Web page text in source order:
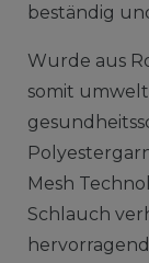
beständig
Wurde aus
somit
Mesh
Schlauch